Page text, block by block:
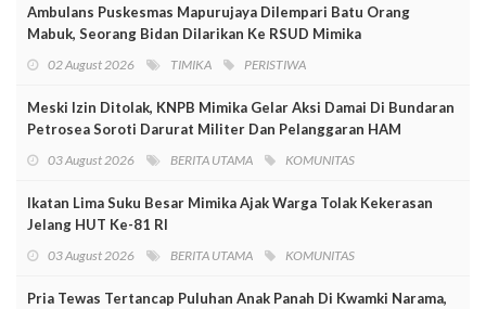
Ambulans Puskesmas Mapurujaya Dilempari Batu Orang
Mabuk, Seorang Bidan Dilarikan Ke RSUD Mimika
02 August 2026 TIMIKA PERISTIWA
Meski Izin Ditolak, KNPB Mimika Gelar Aksi Damai Di Bundaran
Petrosea Soroti Darurat Militer Dan Pelanggaran HAM
03 August 2026 BERITA UTAMA KOMUNITAS
Ikatan Lima Suku Besar Mimika Ajak Warga Tolak Kekerasan
Jelang HUT Ke-81 RI
03 August 2026 BERITA UTAMA KOMUNITAS
Pria Tewas Tertancap Puluhan Anak Panah Di Kwamki Narama,